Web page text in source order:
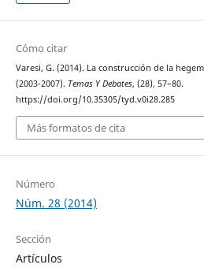
Cómo citar
Varesi, G. (2014). La construcción de la
(2003-2007). Temas Y Debates, (28), 57–80.
https://doi.org/10.35305/tyd.v0i28.285
Más formatos de cita
Número
Núm. 28 (2014)
Sección
Artículos